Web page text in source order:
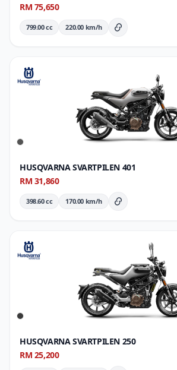
RM 75,650
799.00 cc 220.00 km/h Butiran Penuh
HUSQVARNA SVARTPILEN 401
RM 31,860
398.60 cc 170.00 km/h Butiran Penuh
HUSQVARNA SVARTPILEN 250
RM 25,200